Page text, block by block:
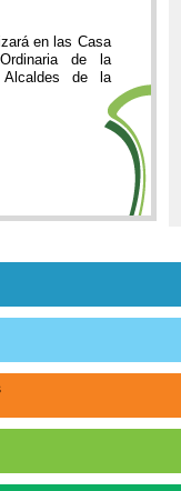
en las Casa
de la
Alcaldes de la